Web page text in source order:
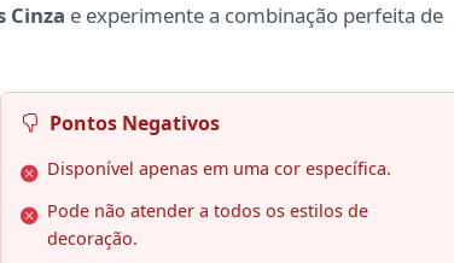
Cinza e experimente a combinação perfeita de
Pontos Negativos
Disponível apenas em uma cor específica.
Pode não atender a todos os estilos de
decoração.